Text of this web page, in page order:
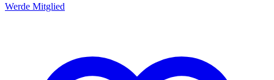
Werde Mitglied